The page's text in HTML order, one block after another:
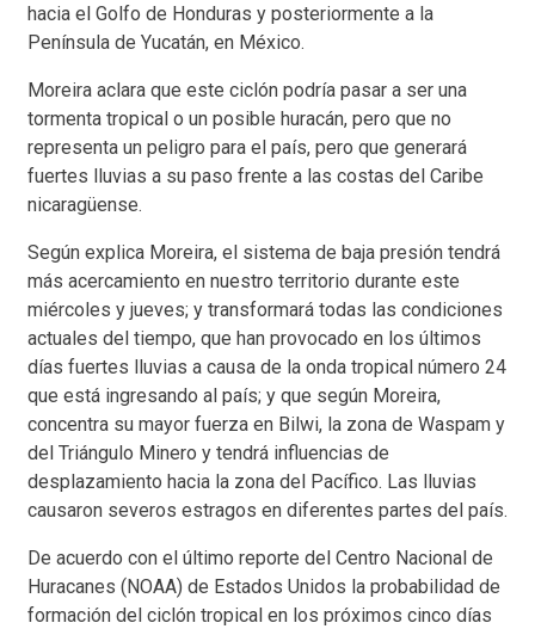
hacia el Golfo de Honduras y posteriormente a la
Península de Yucatán, en México.
Moreira aclara que este ciclón podría pasar a ser una
tormenta tropical o un posible huracán, pero que no
representa un peligro para el país, pero que generará
fuertes lluvias a su paso frente a las costas del Caribe
nicaragüense.
Según explica Moreira, el sistema de baja presión tendrá
más acercamiento en nuestro territorio durante este
miércoles y jueves; y transformará todas las condiciones
actuales del tiempo, que han provocado en los últimos
días fuertes lluvias a causa de la onda tropical número 24
que está ingresando al país; y que según Moreira,
concentra su mayor fuerza en Bilwi, la zona de Waspam y
del Triángulo Minero y tendrá influencias de
desplazamiento hacia la zona del Pacífico. Las lluvias
causaron severos estragos en diferentes partes del país.
De acuerdo con el último reporte del Centro Nacional de
Huracanes (NOAA) de Estados Unidos la probabilidad de
formación del ciclón tropical en los próximos cinco días